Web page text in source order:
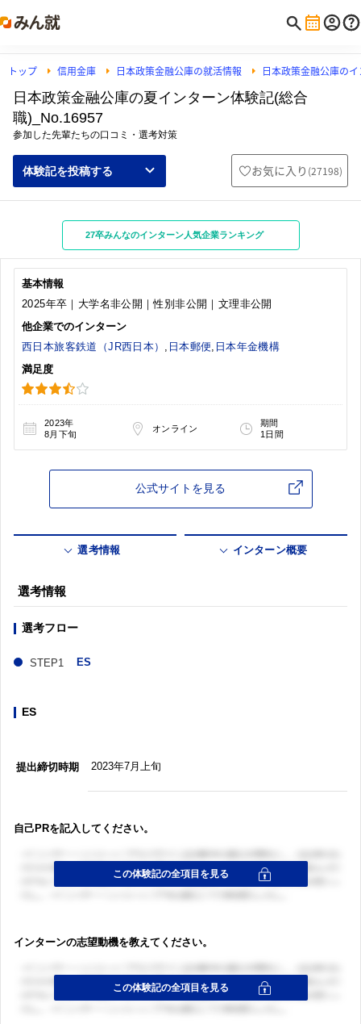
トップ 信用金庫 日本政策金融公庫の就活情報 日本政策金融公庫の
日本政策金融公庫の夏インターン体験記(総合
職)_No.16957
参加した先輩たちの口コミ・選考対策
体験記を投稿する お気に入り (27198)
27卒みんなのインターン人気企業ランキング
基本情報
2025年卒｜大学名非公開｜性別非公開｜文理非公開
他企業でのインターン
西日本旅客鉄道（JR西日本） , 日本郵便, 日本年金機構
満足度
2023年
8月下旬
オンライン
期間
1日間
公式サイトを見る
選考情報 インターン概要
選考情報
選考フロー
ES
ES
提出締切時期 2023年7月上旬
自己PRを記入してください。
インターンの志望動機を教えてください。